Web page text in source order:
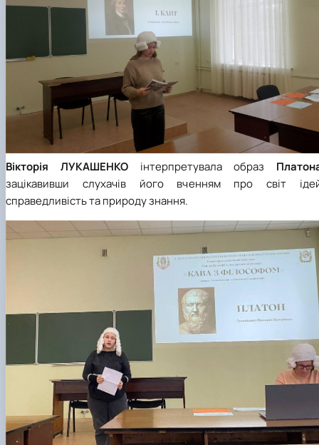
Вікторія ЛУКАШЕНКО інтерпретувала образ
зацікавивши слухачів його вченням про світ
справедливість та природу знання.